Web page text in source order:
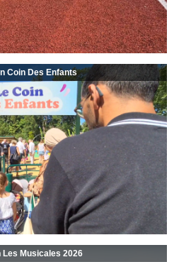
Coin Des Enfants
Les Musicales 2026